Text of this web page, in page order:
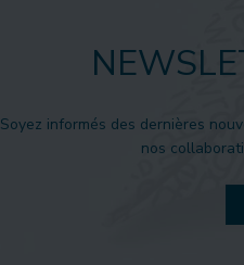
Soyez informés des dernières
nos